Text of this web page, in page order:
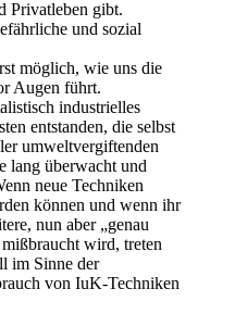
Privatleben gibt.
und sozial
möglich, wie uns die
Augen führt.
industrielles
entstanden, die selbst
umweltvergiftenden
lang überwacht und
neue Techniken
können und wenn ihr
nun aber „genau
wird, treten
im Sinne der
von IuK-Techniken